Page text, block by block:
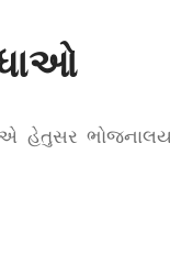
હેતુસર ભોજનાલય